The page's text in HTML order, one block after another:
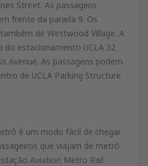
Street. As passagens
frente da parada 9. Os
de Westwood Village. A
do estacionamento UCLA 32
Avenue. As passagens podem
de UCLA Parking Structure
é um modo fácil de chegar
que viajam de metrô
Aviation Metro Rail